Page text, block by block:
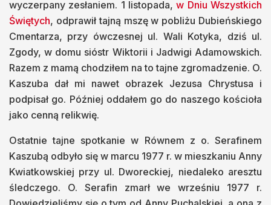
wyczerpany zesłaniem. 1 listopada,w Dniu Wszystkich
Świętych, odprawił tajną mszę w pobliżu Dubieńskiego
Cmentarza, przy ówczesnej ul. Wali Kotyka, dziś ul.
Zgody, w domu sióstr Wiktorii i Jadwigi Adamowskich.
Razem z mamą chodziłem na to tajne zgromadzenie. O.
Kaszuba dał mi nawet obrazek Jezusa Chrystusa i
podpisał go. Później oddałem go do naszego kościoła
jako cenną relikwię.
Ostatnie tajne spotkanie w Równem z o. Serafinem
Kaszubą odbyło się w marcu 1977 r. w mieszkaniu Anny
Kwiatkowskiej przy ul. Dworeckiej, niedaleko aresztu
śledczego. O. Serafin zmarł we wrześniu 1977 r.